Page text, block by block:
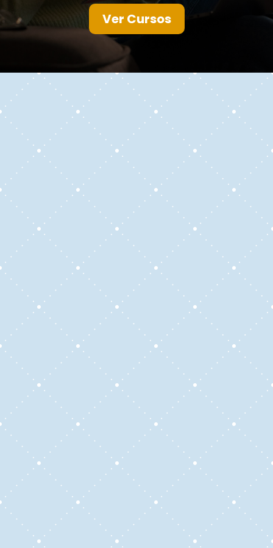
Ver Cursos
E-nglish Conversa está liderado por
Martín
, Licenciado en Inglés con amplia
experiencia en la enseñanza de este idioma.
Estamos comprometido a ayudarte a alcanzar
tus metas lingüísticas, sin importar tu nivel o
especialización.